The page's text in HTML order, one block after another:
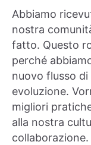
Abbiamo
nostra
fatto. Questo
perché
nuovo flusso
evoluzione.
migliori
alla nostra
collaborazione.